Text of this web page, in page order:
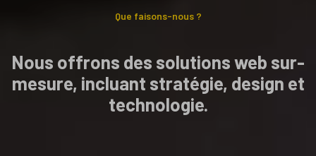
Que faisons-nous ?
Nous offrons des solutions web sur-
mesure, incluant stratégie, design et
technologie.